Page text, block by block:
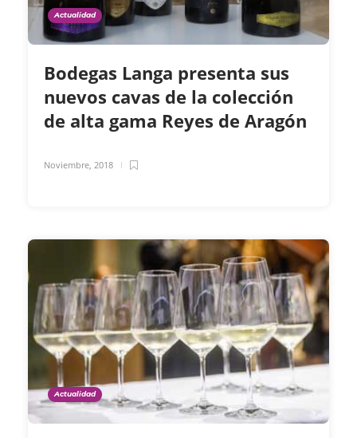
Actualidad
Bodegas Langa presenta sus
nuevos cavas de la colección
de alta gama Reyes de Aragón
Noviembre, 2018
Actualidad